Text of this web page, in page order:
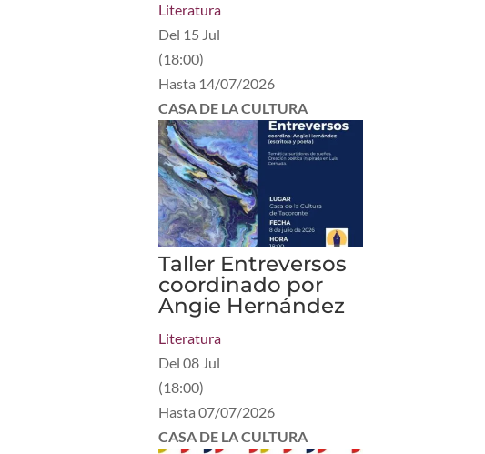
Literatura
Del 15 Jul
(18:00)
Hasta 14/07/2026
CASA DE LA CULTURA
Taller Entreversos
coordinado por
Angie Hernández
Literatura
Del08 Jul
(18:00)
Hasta07/07/2026
CASA DE LA CULTURA